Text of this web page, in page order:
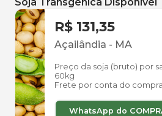
R$ 131,35
Açailândia - MA
Preço da soja (bruto) por
60kg
Frete por conta do
WhatsApp do